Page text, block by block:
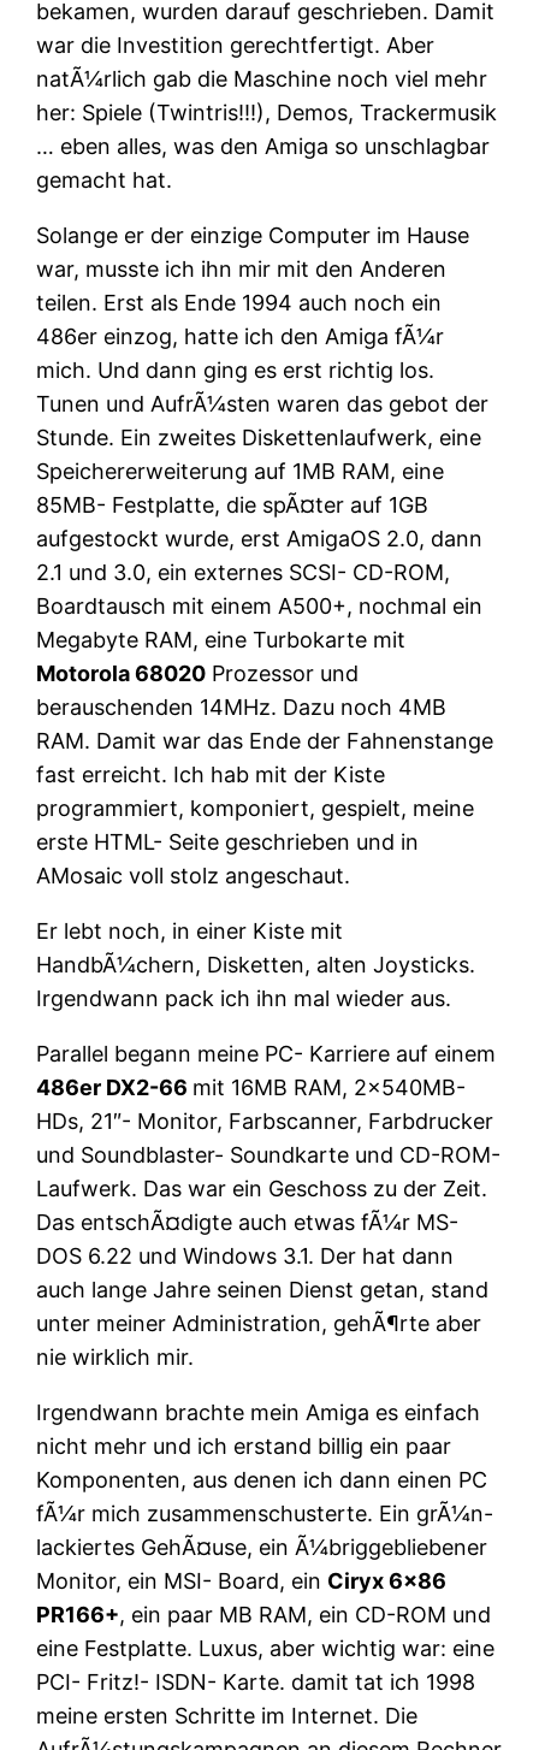
bekamen, wurden darauf geschrieben. Damit
war die Investition gerechtfertigt. Aber
natÃ¼rlich gab die Maschine noch viel mehr
her: Spiele (Twintris!!!), Demos, Trackermusik
… eben alles, was den Amiga so unschlagbar
gemacht hat.
Solange er der einzige Computer im Hause
war, musste ich ihn mir mit den Anderen
teilen. Erst als Ende 1994 auch noch ein
486er einzog, hatte ich den Amiga fÃ¼r
mich. Und dann ging es erst richtig los.
Tunen und AufrÃ¼sten waren das gebot der
Stunde. Ein zweites Diskettenlaufwerk, eine
Speichererweiterung auf 1MB RAM, eine
85MB- Festplatte, die spÃ¤ter auf 1GB
aufgestockt wurde, erst AmigaOS 2.0, dann
2.1 und 3.0, ein externes SCSI- CD-ROM,
Boardtausch mit einem A500+, nochmal ein
Megabyte RAM, eine Turbokarte mit
Motorola 68020 Prozessor und
berauschenden 14MHz. Dazu noch 4MB
RAM. Damit war das Ende der Fahnenstange
fast erreicht. Ich hab mit der Kiste
programmiert, komponiert, gespielt, meine
erste HTML- Seite geschrieben und in
AMosaic voll stolz angeschaut.
Er lebt noch, in einer Kiste mit
HandbÃ¼chern, Disketten, alten Joysticks.
Irgendwann pack ich ihn mal wieder aus.
Parallel begann meine PC- Karriere auf einem
486er DX2-66 mit 16MB RAM, 2x540MB-
HDs, 21″- Monitor, Farbscanner, Farbdrucker
und Soundblaster- Soundkarte und CD-ROM-
Laufwerk. Das war ein Geschoss zu der Zeit.
Das entschÃ¤digte auch etwas fÃ¼r MS-
DOS 6.22 und Windows 3.1. Der hat dann
auch lange Jahre seinen Dienst getan, stand
unter meiner Administration, gehÃ¶rte aber
nie wirklich mir.
Irgendwann brachte mein Amiga es einfach
nicht mehr und ich erstand billig ein paar
Komponenten, aus denen ich dann einen PC
fÃ¼r mich zusammenschusterte. Ein grÃ¼n-
lackiertes GehÃ¤use, ein Ã¼briggebliebener
Monitor, ein MSI- Board, ein Ciryx 6×86
PR166+, ein paar MB RAM, ein CD-ROM und
eine Festplatte. Luxus, aber wichtig war: eine
PCI- Fritz!- ISDN- Karte. damit tat ich 1998
meine ersten Schritte im Internet. Die